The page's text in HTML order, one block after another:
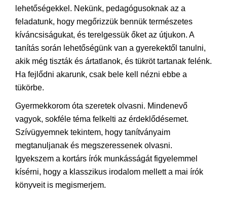
lehetőségekkel. Nekünk, pedagógusoknak az a
feladatunk, hogy megőrizzük bennük természetes
kíváncsiságukat, és terelgessük őket az útjukon. A
tanítás során lehetőségünk van a gyerekektől tanulni,
akik még tiszták és ártatlanok, és tükröt tartanak felénk.
Ha fejlődni akarunk, csak bele kell nézni ebbe a
tükörbe.
Gyermekkorom óta szeretek olvasni. Mindenevő
vagyok, sokféle téma felkelti az érdeklődésemet.
Szívügyemnek tekintem, hogy tanítványaim
megtanuljanak és megszeressenek olvasni.
Igyekszem a kortárs írók munkásságát figyelemmel
kísérni, hogy a klasszikus irodalom mellett a mai írók
könyveit is megismerjem.